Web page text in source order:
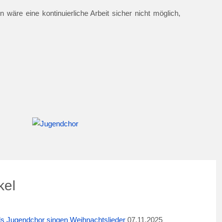
wäre eine kontinuierliche Arbeit sicher nicht möglich,
Jugendchor singen Weihnachtslieder 07.11.2025